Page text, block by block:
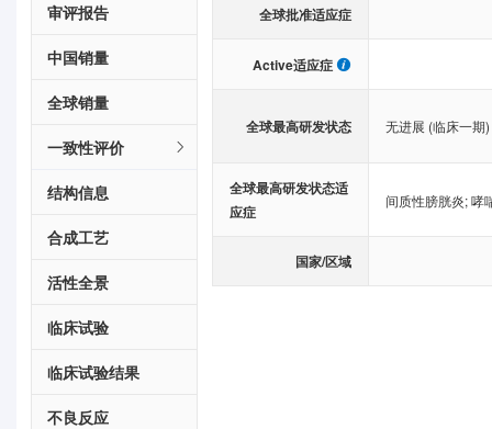
审评报告
中国销量
全球销量
一致性评价
结构信息
合成工艺
活性全景
临床试验
临床试验结果
不良反应
全球批准适应症
Active适应症
全球最高研发状态 无进展 (临床一期)
全球最高研发状态适
应症
间质性膀胱炎;哮
国家/区域